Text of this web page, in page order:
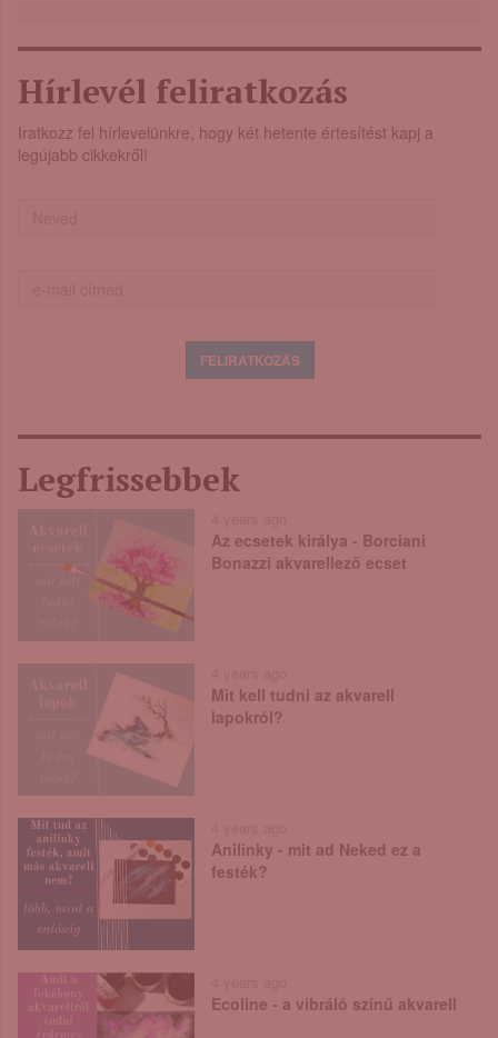
Hírlevél feliratkozás
Iratkozz fel hírlevelünkre, hogy két hetente értesítést kapj a
legújabb cikkekről!
Legfrissebbek
Az ecsetek királya - Borciani
Bonazzi akvarellező ecset
Mit kell tudni az akvarell
lapokról?
Anilinky - mit ad Neked ez a
festék?
Ecoline - a vibráló színű akvarell